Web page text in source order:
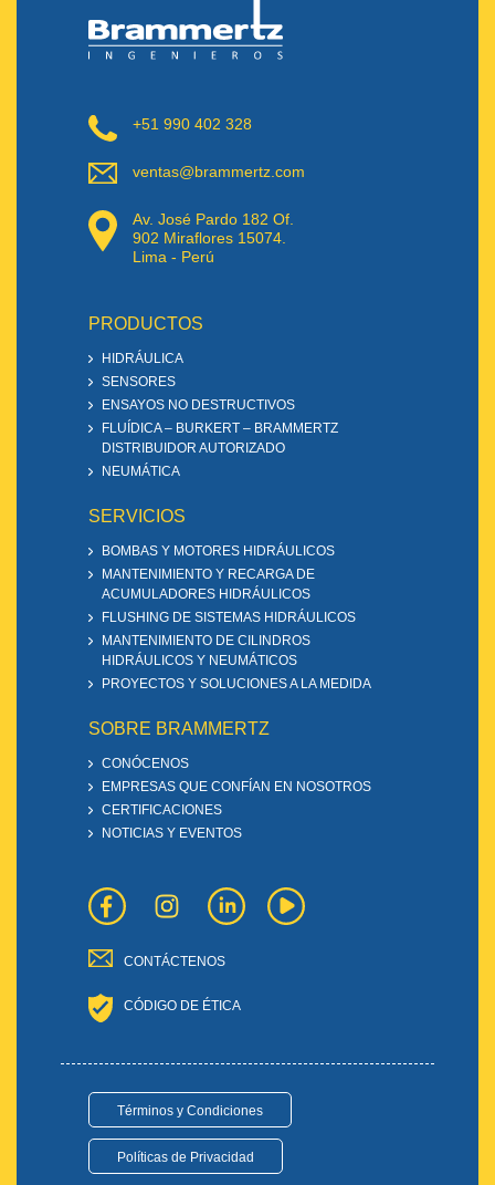
+51 990 402 328
ventas@brammertz.com
Av. José Pardo 182 Of.
902 Miraflores 15074.
Lima - Perú
PRODUCTOS
HIDRÁULICA
SENSORES
ENSAYOS NO DESTRUCTIVOS
FLUÍDICA – BURKERT – BRAMMERTZ
DISTRIBUIDOR AUTORIZADO
NEUMÁTICA
SERVICIOS
BOMBAS Y MOTORES HIDRÁULICOS
MANTENIMIENTO Y RECARGA DE
ACUMULADORES HIDRÁULICOS
FLUSHING DE SISTEMAS HIDRÁULICOS
MANTENIMIENTO DE CILINDROS
HIDRÁULICOS Y NEUMÁTICOS
PROYECTOS Y SOLUCIONES A LA MEDIDA
SOBRE BRAMMERTZ
CONÓCENOS
EMPRESAS QUE CONFÍAN EN NOSOTROS
CERTIFICACIONES
NOTICIAS Y EVENTOS
CONTÁCTENOS
CÓDIGO DE ÉTICA
Términos y Condiciones
Políticas de Privacidad